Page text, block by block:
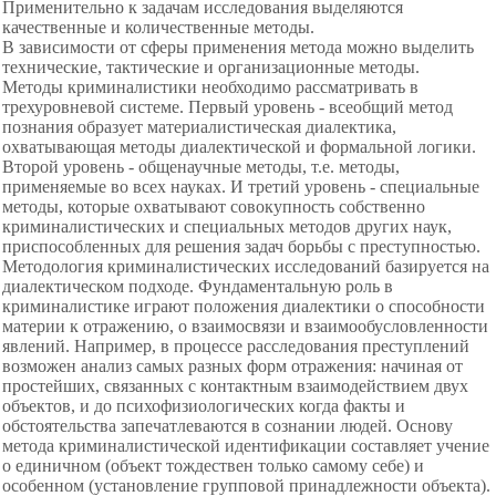
Применительно к задачам исследования выделяются
качественные и количественные методы.
В зависимости от сферы применения метода можно выделить
технические, тактические и организационные методы.
Методы криминалистики необходимо рассматривать в
трехуровневой системе. Первый уровень - всеобщий метод
познания образует материалистическая диалектика,
охватывающая методы диалектической и формальной логики.
Второй уровень - общенаучные методы, т.е. методы,
применяемые во всех науках. И третий уровень - специальные
методы, которые охватывают совокупность собственно
криминалистических и специальных методов других наук,
приспособленных для решения задач борьбы с преступностью.
Методология криминалистических исследований базируется на
диалектическом подходе. Фундаментальную роль в
криминалистике играют положения диалектики о способности
материи к отражению, о взаимосвязи и взаимообусловленности
явлений. Например, в процессе расследования преступлений
возможен анализ самых разных форм отражения: начиная от
простейших, связанных с контактным взаимодействием двух
объектов, и до психофизиологических когда факты и
обстоятельства запечатлеваются в сознании людей. Основу
метода криминалистической идентификации составляет учение
о единичном (объект тождествен только самому себе) и
особенном (установление групповой принадлежности объекта).